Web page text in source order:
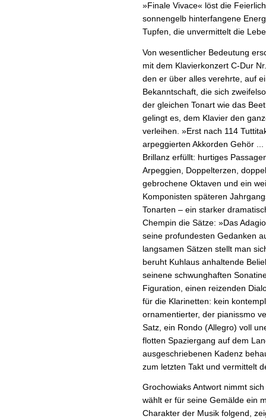
»Finale Vivace« löst die
sonnengelb hinterfangene
Tupfen, die unvermittelt die
Von wesentlicher Bedeutung
mit dem Klavierkonzert C-Dur
den er über alles verehrte, auf
Bekanntschaft, die sich
der gleichen Tonart wie das
gelingt es, dem Klavier den
verleihen. »Erst nach 114
arpeggierten Akkorden Gehör
Brillanz erfüllt: hurtiges
Arpeggien, Doppelterzen,
gebrochene Oktaven und ein
Komponisten späteren
Tonarten – ein starker
Chempin die Sätze: »Das
seine profundesten Gedanken
langsamen Sätzen stellt man
beruht Kuhlaus anhaltende
seinene schwunghaften
Figuration, einen reizenden
für die Klarinetten: kein
ornamentierter, der pianissmo
Satz, ein Rondo (Allegro) voll
flotten Spaziergang auf dem
ausgeschriebenen Kadenz
zum letzten Takt und vermittelt
Grochowiaks Antwort nimmt
wählt er für seine Gemälde ein
Charakter der Musik folgend,